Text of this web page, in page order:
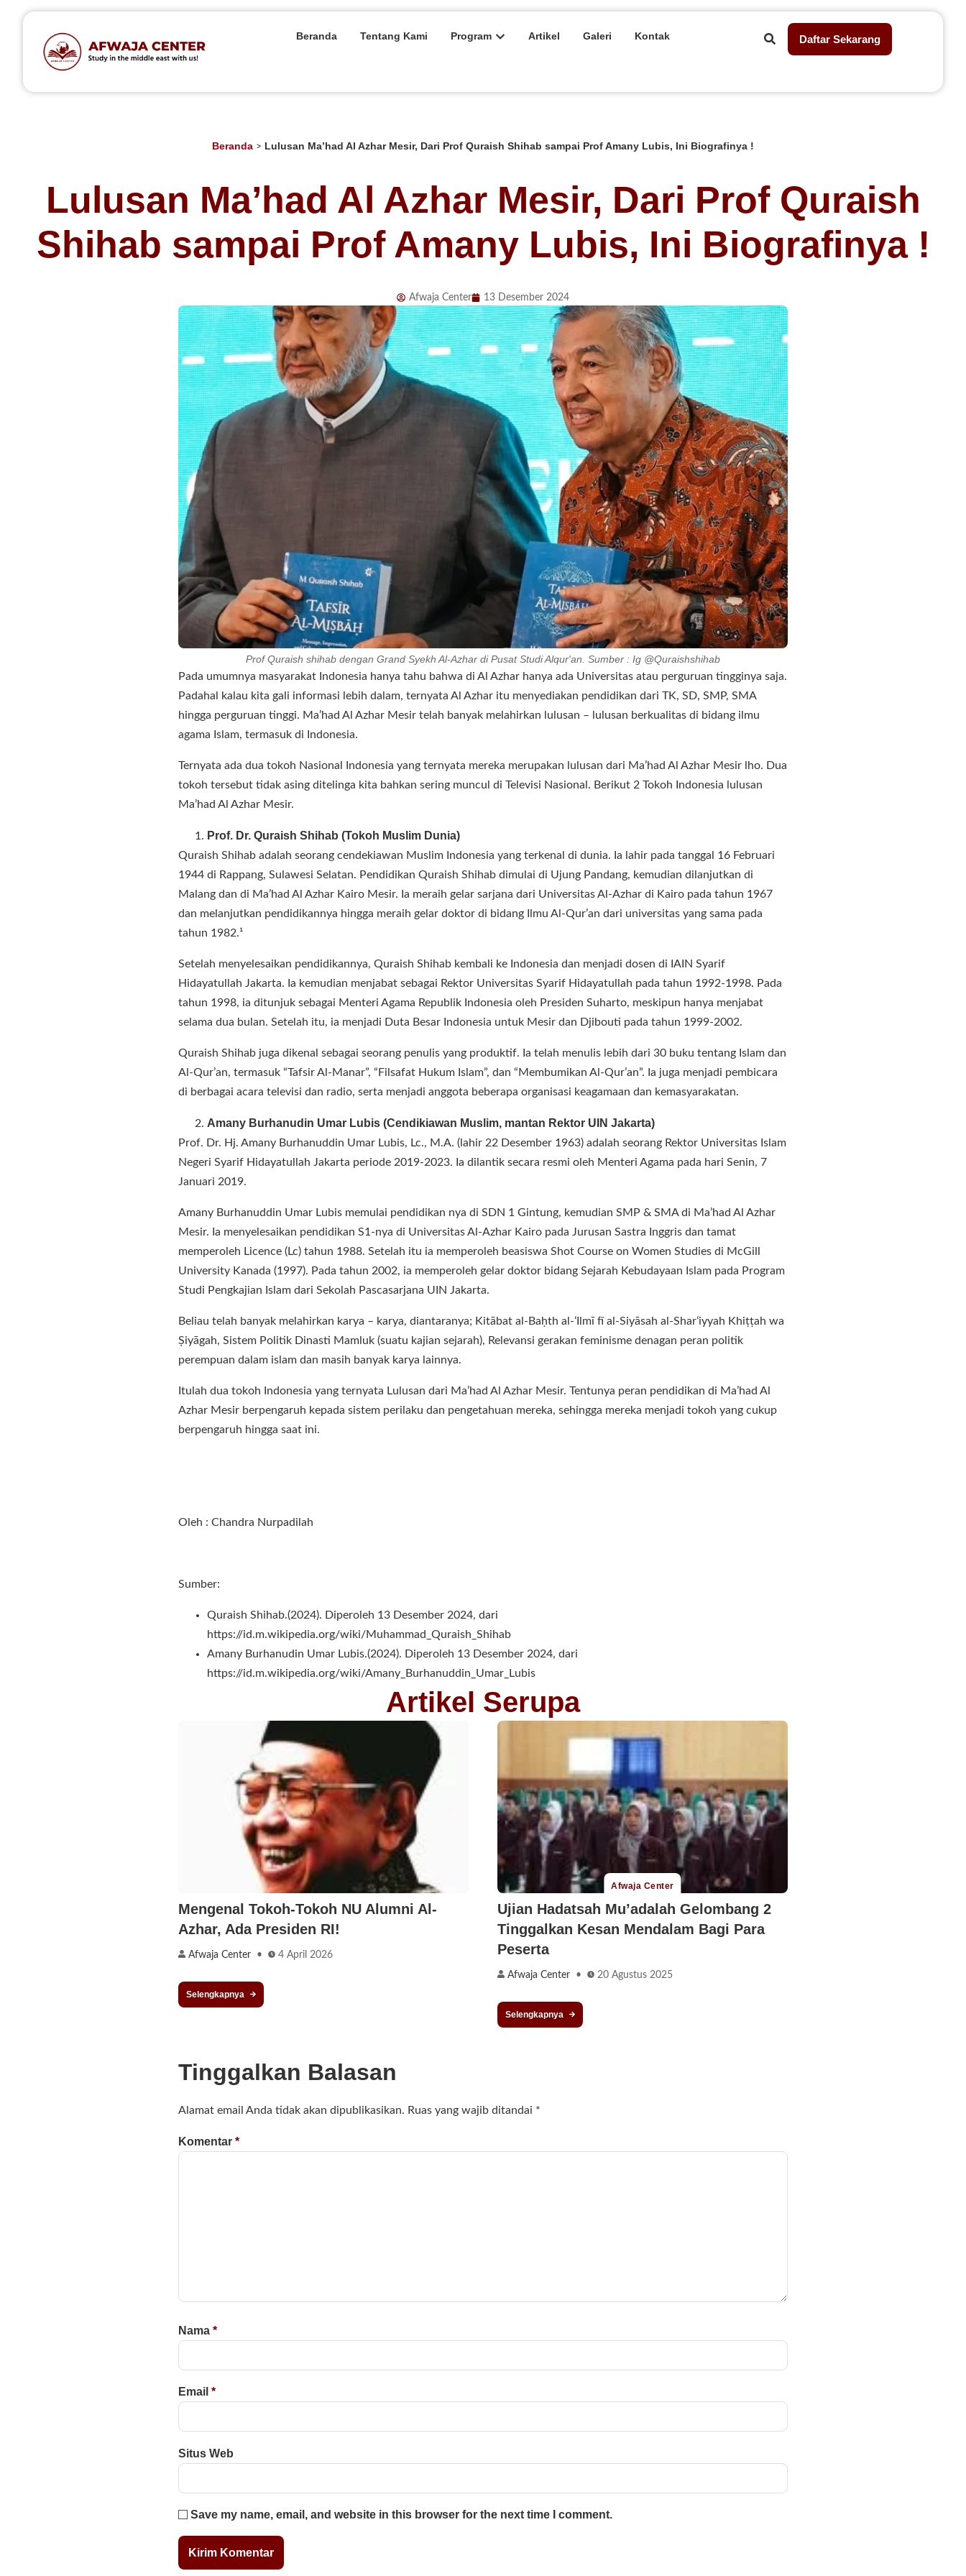
Beranda Tentang Kami Program Artikel Galeri Kontak Daftar Sekarang
Beranda > Lulusan Ma’had Al Azhar Mesir, Dari Prof Quraish Shihab sampai Prof Amany Lubis, Ini Biografinya !
Lulusan Ma’had Al Azhar Mesir, Dari Prof Quraish
Shihab sampai Prof Amany Lubis, Ini Biografinya !
Afwaja Center 13 Desember 2024
Prof Quraish shihab dengan Grand Syekh Al-Azhar di Pusat Studi Alqur'an. Sumber : Ig @Quraishshihab
Pada umumnya masyarakat Indonesia hanya tahu bahwa di Al Azhar hanya ada Universitas atau perguruan tingginya saja.
Padahal kalau kita gali informasi lebih dalam, ternyata Al Azhar itu menyediakan pendidikan dari TK, SD, SMP, SMA
hingga perguruan tinggi. Ma’had Al Azhar Mesir telah banyak melahirkan lulusan – lulusan berkualitas di bidang ilmu
agama Islam, termasuk di Indonesia.
Ternyata ada dua tokoh Nasional Indonesia yang ternyata mereka merupakan lulusan dari Ma’had Al Azhar Mesir lho. Dua
tokoh tersebut tidak asing ditelinga kita bahkan sering muncul di Televisi Nasional. Berikut 2 Tokoh Indonesia lulusan
Ma’had Al Azhar Mesir.
Prof. Dr. Quraish Shihab (Tokoh Muslim Dunia)
Quraish Shihab adalah seorang cendekiawan Muslim Indonesia yang terkenal di dunia. Ia lahir pada tanggal 16 Februari
1944 di Rappang, Sulawesi Selatan. Pendidikan Quraish Shihab dimulai di Ujung Pandang, kemudian dilanjutkan di
Malang dan di Ma’had Al Azhar Kairo Mesir. Ia meraih gelar sarjana dari Universitas Al-Azhar di Kairo pada tahun 1967
dan melanjutkan pendidikannya hingga meraih gelar doktor di bidang Ilmu Al-Qur’an dari universitas yang sama pada
tahun 1982.¹
Setelah menyelesaikan pendidikannya, Quraish Shihab kembali ke Indonesia dan menjadi dosen di IAIN Syarif
Hidayatullah Jakarta. Ia kemudian menjabat sebagai Rektor Universitas Syarif Hidayatullah pada tahun 1992-1998. Pada
tahun 1998, ia ditunjuk sebagai Menteri Agama Republik Indonesia oleh Presiden Suharto, meskipun hanya menjabat
selama dua bulan. Setelah itu, ia menjadi Duta Besar Indonesia untuk Mesir dan Djibouti pada tahun 1999-2002.
Quraish Shihab juga dikenal sebagai seorang penulis yang produktif. Ia telah menulis lebih dari 30 buku tentang Islam dan
Al-Qur’an, termasuk “Tafsir Al-Manar”, “Filsafat Hukum Islam”, dan “Membumikan Al-Qur’an”. Ia juga menjadi pembicara
di berbagai acara televisi dan radio, serta menjadi anggota beberapa organisasi keagamaan dan kemasyarakatan.
Amany Burhanudin Umar Lubis (Cendikiawan Muslim, mantan Rektor UIN Jakarta)
Prof. Dr. Hj. Amany Burhanuddin Umar Lubis, Lc., M.A. (lahir 22 Desember 1963) adalah seorang Rektor Universitas Islam
Negeri Syarif Hidayatullah Jakarta periode 2019-2023. Ia dilantik secara resmi oleh Menteri Agama pada hari Senin, 7
Januari 2019.
Amany Burhanuddin Umar Lubis memulai pendidikan nya di SDN 1 Gintung, kemudian SMP & SMA di Ma’had Al Azhar
Mesir. Ia menyelesaikan pendidikan S1-nya di Universitas Al-Azhar Kairo pada Jurusan Sastra Inggris dan tamat
memperoleh Licence (Lc) tahun 1988. Setelah itu ia memperoleh beasiswa Shot Course on Women Studies di McGill
University Kanada (1997). Pada tahun 2002, ia memperoleh gelar doktor bidang Sejarah Kebudayaan Islam pada Program
Studi Pengkajian Islam dari Sekolah Pascasarjana UIN Jakarta.
Beliau telah banyak melahirkan karya – karya, diantaranya; Kitābat al-Baḥth al-ʻIlmī fī al-Siyāsah al-Sharʻiyyah Khiṭṭah wa
Ṣiyāgah, Sistem Politik Dinasti Mamluk (suatu kajian sejarah), Relevansi gerakan feminisme denagan peran politik
perempuan dalam islam dan masih banyak karya lainnya.
Itulah dua tokoh Indonesia yang ternyata Lulusan dari Ma’had Al Azhar Mesir. Tentunya peran pendidikan di Ma’had Al
Azhar Mesir berpengaruh kepada sistem perilaku dan pengetahuan mereka, sehingga mereka menjadi tokoh yang cukup
berpengaruh hingga saat ini.
Oleh : Chandra Nurpadilah
Sumber:
Quraish Shihab.(2024). Diperoleh 13 Desember 2024, dari
https://id.m.wikipedia.org/wiki/Muhammad_Quraish_Shihab
Amany Burhanudin Umar Lubis.(2024). Diperoleh 13 Desember 2024, dari
https://id.m.wikipedia.org/wiki/Amany_Burhanuddin_Umar_Lubis
Artikel Serupa
Mengenal Tokoh-Tokoh NU Alumni Al-
Azhar, Ada Presiden RI!
Afwaja Center 4 April 2026
Selengkapnya
Afwaja Center
Ujian Hadatsah Mu’adalah Gelombang 2
Tinggalkan Kesan Mendalam Bagi Para
Peserta
Afwaja Center 20 Agustus 2025
Selengkapnya
Tinggalkan Balasan
Alamat email Anda tidak akan dipublikasikan. Ruas yang wajib ditandai *
Komentar *
Nama *
Email *
Situs Web
Save my name, email, and website in this browser for the next time I comment.